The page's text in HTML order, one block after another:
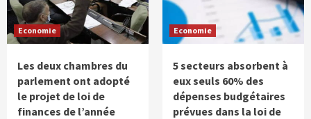
Economie
Les deux chambres du
parlement ont adopté
le projet de loi de
finances de l’année
Economie
5 secteurs absorbent à
eux seuls 60% des
dépenses budgétaires
prévues dans la loi de